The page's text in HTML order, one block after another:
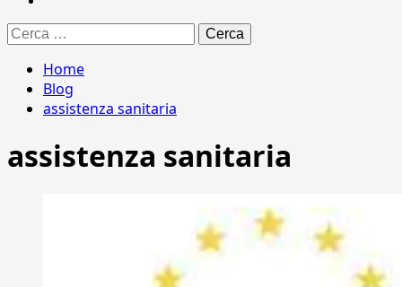
Ricerca
per:
Home
Blog
assistenza sanitaria
assistenza sanitaria